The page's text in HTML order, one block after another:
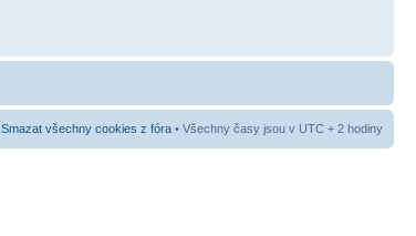
Smazat všechny cookies z fóra • Všechny časy jsou v UTC + 2 hodiny